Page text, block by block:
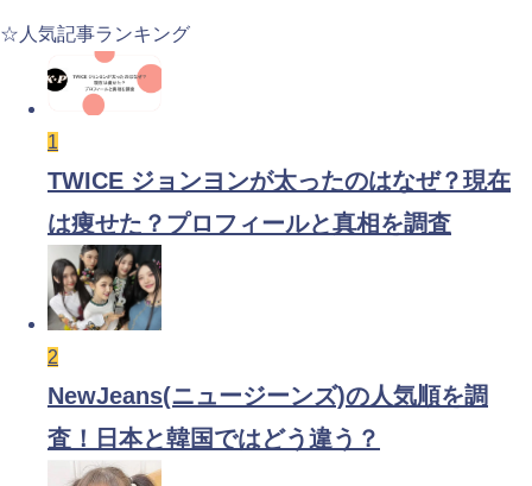
☆人気記事ランキング
1
TWICE ジョンヨンが太ったのはなぜ？現在
は痩せた？プロフィールと真相を調査
2
NewJeans(ニュージーンズ)の人気順を調
査！日本と韓国ではどう違う？